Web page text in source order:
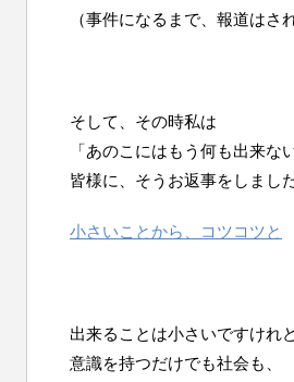
（事件になるまで、報道はさ
そして、その時私は
「あのこにはもう何も出来な
皆様に、そうお返事をしました
小さいことから、コツコツと
出来ることは小さいですけれ
意識を持つだけでも社会も、